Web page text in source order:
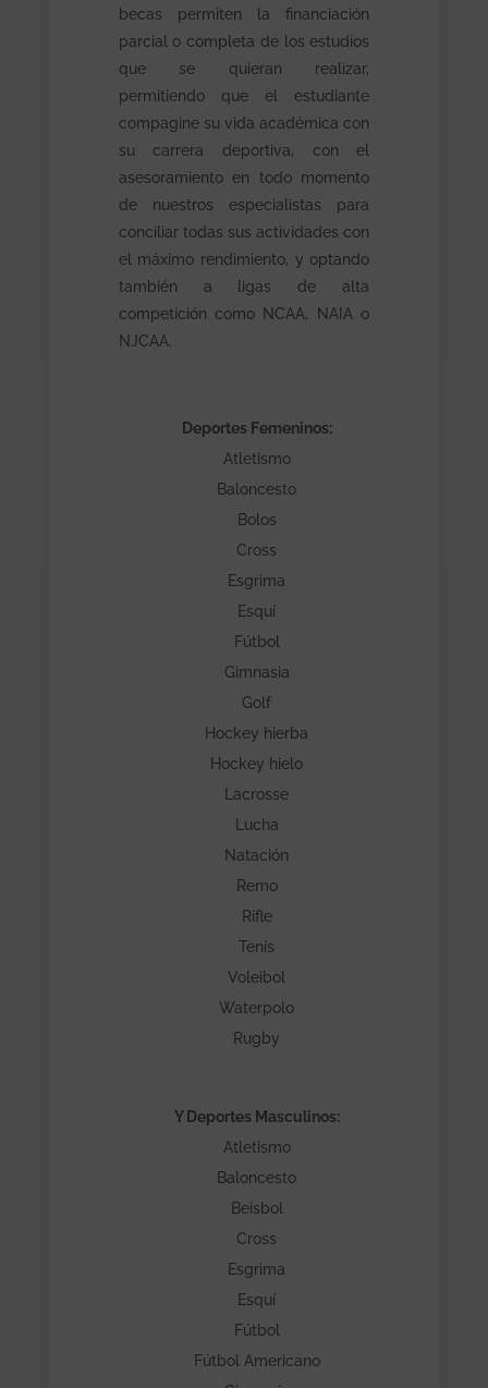
becas permiten la financiación
parcial o completa de los estudios
que se quieran realizar,
permitiendo que el estudiante
compagine su vida académica con
su carrera deportiva, con el
asesoramiento en todo momento
de nuestros especialistas para
conciliar todas sus actividades con
el máximo rendimiento, y optando
también a ligas de alta
competición como NCAA, NAIA o
NJCAA.
Deportes Femeninos:
Atletismo
Baloncesto
Bolos
Cross
Esgrima
Esquí
Fútbol
Gimnasia
Golf
Hockey hierba
Hockey hielo
Lacrosse
Lucha
Natación
Remo
Rifle
Tenis
Voleibol
Waterpolo
Rugby
Y Deportes Masculinos:
Atletismo
Baloncesto
Beisbol
Cross
Esgrima
Esquí
Fútbol
Fútbol Americano